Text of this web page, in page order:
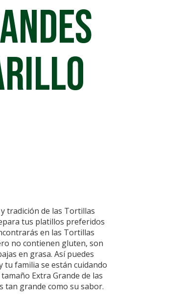
tradición de las Tortillas
tus platillos preferidos
en las Tortillas
no contienen gluten, son
en grasa. Así puedes
tu familia se están cuidando
Extra Grande de las
tan grande como su sabor.